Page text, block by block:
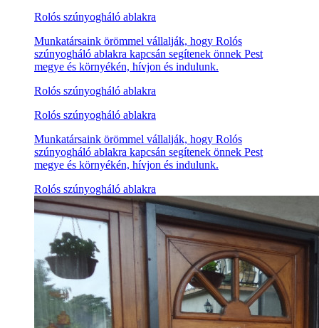
Rolós szúnyogháló ablakra
Munkatársaink örömmel vállalják, hogy Rolós
szúnyogháló ablakra kapcsán segítenek önnek Pest
megye és környékén, hívjon és indulunk.
Rolós szúnyogháló ablakra
Rolós szúnyogháló ablakra
Munkatársaink örömmel vállalják, hogy Rolós
szúnyogháló ablakra kapcsán segítenek önnek Pest
megye és környékén, hívjon és indulunk.
Rolós szúnyogháló ablakra